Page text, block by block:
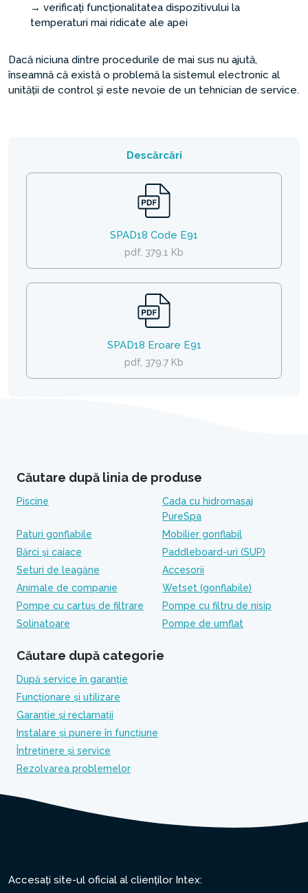
→ verificați funcționalitatea dispozitivului la
temperaturi mai ridicate ale apei
Dacă niciuna dintre procedurile de mai sus nu ajută,
înseamnă că există o problemă la sistemul electronic al
unității de control și este nevoie de un tehnician de service.
Descărcări
SPAD18 Code E91
pdf, 379.1 Kb
SPAD18 Eroare E91
pdf, 379.7 Kb
Căutare după linia de produse
Piscine
Cada cu hidromasaj
PureSpa
Paturi gonflabile
Mobilier gonflabil
Bărci și caiace
Paddleboard-uri (SUP)
Seturi de leagăne
Accesorii
Animale de companie
Wetset (gonflabile)
Pompe cu cartuș de filtrare
Pompe cu filtru de nisip
Solinatoare
Pompe de umflat
Căutare după categorie
După service în garanție
Funcționare și utilizare
Garanție și reclamații
Instalare și punere în funcțiune
Întreținere și service
Rezolvarea problemelor
Accesați site-ul oficial al clienților Intex: